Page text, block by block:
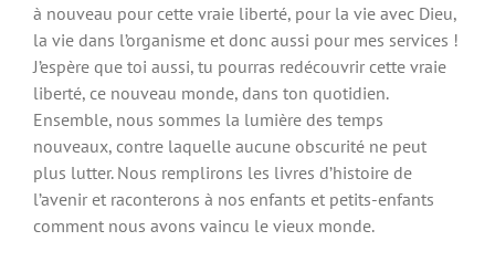
à nouveau pour cette vraie liberté, pour la vie avec Dieu,
la vie dans l’organisme et donc aussi pour mes services !
J’espère que toi aussi, tu pourras redécouvrir cette vraie
liberté, ce nouveau monde, dans ton quotidien.
Ensemble, nous sommes la lumière des temps
nouveaux, contre laquelle aucune obscurité ne peut
plus lutter. Nous remplirons les livres d’histoire de
l’avenir et raconterons à nos enfants et petits-enfants
comment nous avons vaincu le vieux monde.